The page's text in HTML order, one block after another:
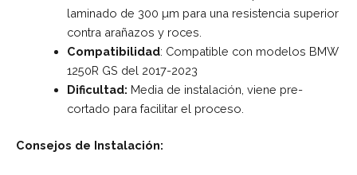
laminado de 300 µm para una resistencia superior
contra arañazos y roces.
Compatibilidad: Compatible con modelos BMW
1250R GS del 2017-2023
Dificultad: Media de instalación, viene pre-
cortado para facilitar el proceso.
Consejos de Instalación: